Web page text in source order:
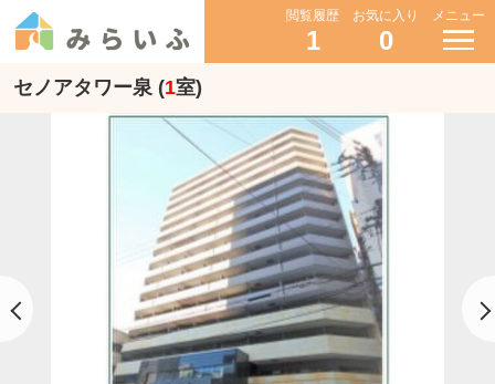
閲覧履歴
1
お気に入り
0
メニュー
セノアタワー泉 (1室)